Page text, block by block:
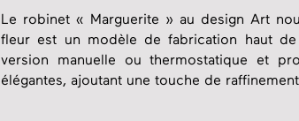
Le robinet « Marguerite » au design Art
fleur est un modèle de fabrication haut
version manuelle ou thermostatique et
élégantes, ajoutant une touche de